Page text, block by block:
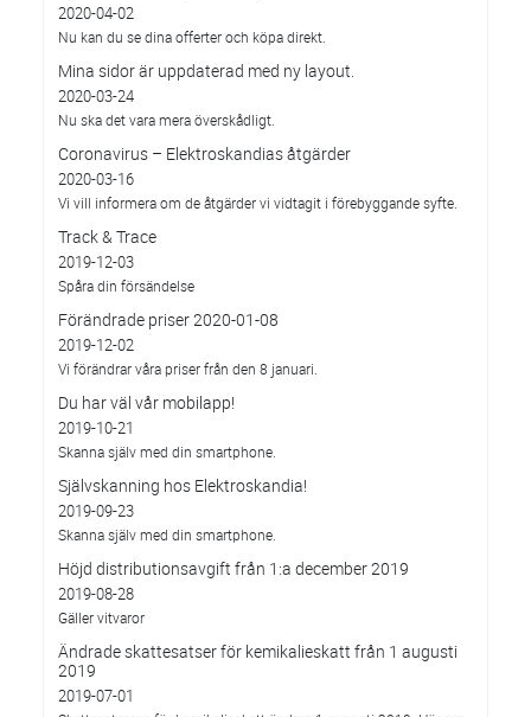
2020-04-02
Nu kan du se dina offerter och köpa direkt.
Mina sidor är uppdaterad med ny layout.
2020-03-24
Nu ska det vara mera överskådligt.
Coronavirus – Elektroskandias åtgärder
2020-03-16
Vi vill informera om de åtgärder vi vidtagit i förebyggande syfte.
Track & Trace
2019-12-03
Spåra din försändelse
Förändrade priser 2020-01-08
2019-12-02
Vi förändrar våra priser från den 8 januari.
Du har väl vår mobilapp!
2019-10-21
Skanna själv med din smartphone.
Självskanning hos Elektroskandia!
2019-09-23
Skanna själv med din smartphone.
Höjd distributionsavgift från 1:a december 2019
2019-08-28
Gäller vitvaror
Ändrade skattesatser för kemikalieskatt från 1 augusti
2019
2019-07-01